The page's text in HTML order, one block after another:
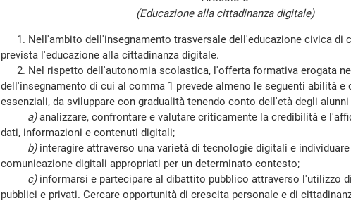
(Educazione alla cittadinanza digitale)
1. Nell'ambito dell'insegnamento trasversale dell'educazione civica di
prevista l'educazione alla cittadinanza digitale.
2. Nel rispetto dell'autonomia scolastica, l'offerta formativa erogata
dell'insegnamento di cui al comma 1 prevede almeno le seguenti abilità e
essenziali, da sviluppare con gradualità tenendo conto dell'età degli
a)analizzare, confrontare e valutare criticamente la credibilità e
dati, informazioni e contenuti digitali;
b)interagire attraverso una varietà di tecnologie digitali e
comunicazione digitali appropriati per un determinato contesto;
c)informarsi e partecipare al dibattito pubblico attraverso l'utilizzo
pubblici e privati. Cercare opportunità di crescita personale e di